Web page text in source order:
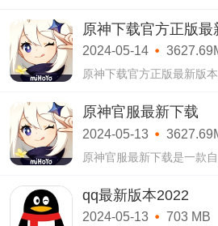
原神下载官方正版最
2024-05-14
原神下载官方正版最新版本
正版最新版本中的玩法规则
并没有任何的限制需求，玩
进行探
原神官服最新下载
2024-05-13
原神官服最新下载是一款自
采用的是游戏中最为流行
为游戏的主要风格，不仅如
各式各
qq最新版本2022
2024-05-13 703 MB